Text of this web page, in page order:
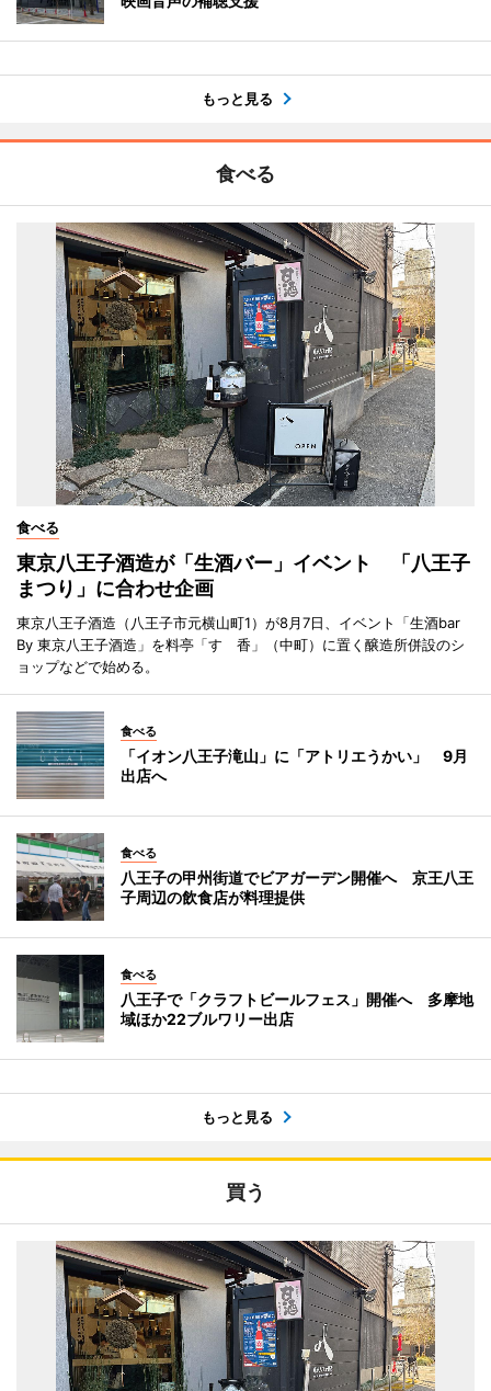
もっと見る
食べる
食べる
東京八王子酒造が「生酒バー」イベント 「八王子
まつり」に合わせ企画
東京八王子酒造（八王子市元横山町1）が8月7日、イベント「生酒bar
By 東京八王子酒造」を料亭「すゞ香」（中町）に置く醸造所併設のシ
ョップなどで始める。
食べる
「イオン八王子滝山」に「アトリエうかい」 9月
出店へ
食べる
八王子の甲州街道でビアガーデン開催へ 京王八王
子周辺の飲食店が料理提供
食べる
八王子で「クラフトビールフェス」開催へ 多摩地
域ほか22ブルワリー出店
もっと見る
買う